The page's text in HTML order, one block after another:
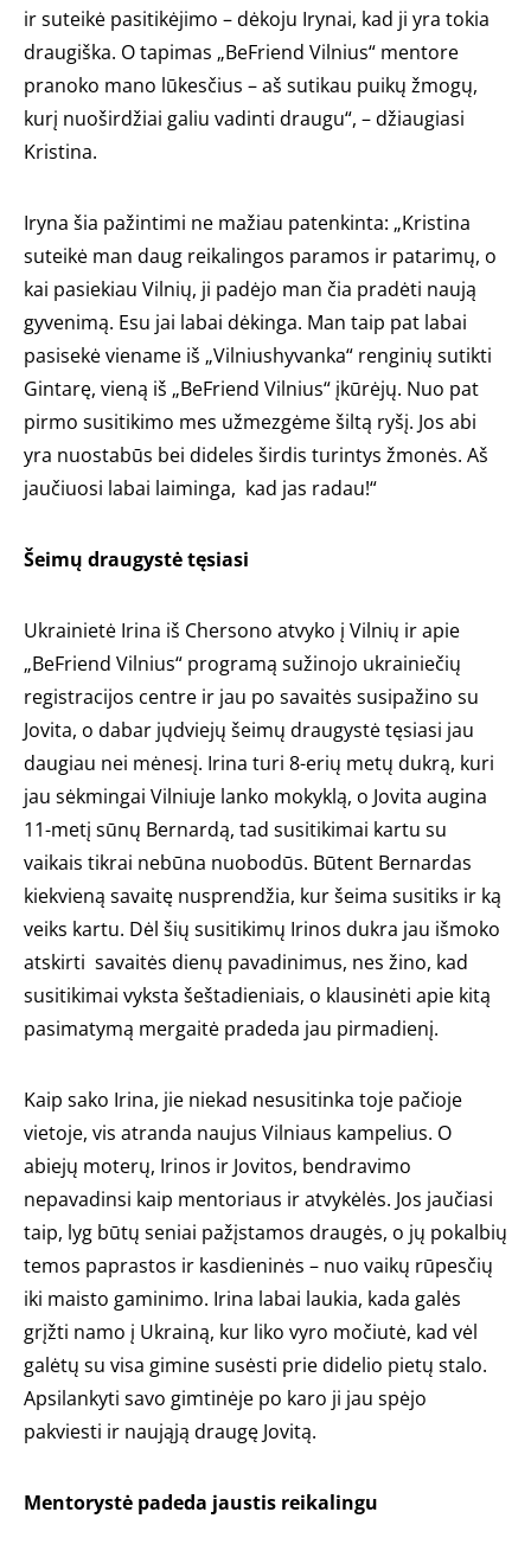
ir suteikė pasitikėjimo – dėkoju Irynai, kad ji yra tokia
draugiška. O tapimas „BeFriend Vilnius“ mentore
pranoko mano lūkesčius – aš sutikau puikų žmogų,
kurį nuoširdžiai galiu vadinti draugu“, – džiaugiasi
Kristina.
Iryna šia pažintimi ne mažiau patenkinta: „Kristina
suteikė man daug reikalingos paramos ir patarimų, o
kai pasiekiau Vilnių, ji padėjo man čia pradėti naują
gyvenimą. Esu jai labai dėkinga. Man taip pat labai
pasisekė viename iš „Vilniushyvanka“ renginių sutikti
Gintarę, vieną iš „BeFriend Vilnius“ įkūrėjų. Nuo pat
pirmo susitikimo mes užmezgėme šiltą ryšį. Jos abi
yra nuostabūs bei dideles širdis turintys žmonės. Aš
jaučiuosi labai laiminga, kad jas radau!“
Šeimų draugystė tęsiasi
Ukrainietė Irina iš Chersono atvyko į Vilnių ir apie
„BeFriend Vilnius“ programą sužinojo ukrainiečių
registracijos centre ir jau po savaitės susipažino su
Jovita, o dabar jųdviejų šeimų draugystė tęsiasi jau
daugiau nei mėnesį. Irina turi 8-erių metų dukrą, kuri
jau sėkmingai Vilniuje lanko mokyklą, o Jovita augina
11-metį sūnų Bernardą, tad susitikimai kartu su
vaikais tikrai nebūna nuobodūs. Būtent Bernardas
kiekvieną savaitę nusprendžia, kur šeima susitiks ir ką
veiks kartu. Dėl šių susitikimų Irinos dukra jau išmoko
atskirti savaitės dienų pavadinimus, nes žino, kad
susitikimai vyksta šeštadieniais, o klausinėti apie kitą
pasimatymą mergaitė pradeda jau pirmadienį.
Kaip sako Irina, jie niekad nesusitinka toje pačioje
vietoje, vis atranda naujus Vilniaus kampelius. O
abiejų moterų, Irinos ir Jovitos, bendravimo
nepavadinsi kaip mentoriaus ir atvykėlės. Jos jaučiasi
taip, lyg būtų seniai pažįstamos draugės, o jų pokalbių
temos paprastos ir kasdieninės – nuo vaikų rūpesčių
iki maisto gaminimo. Irina labai laukia, kada galės
grįžti namo į Ukrainą, kur liko vyro močiutė, kad vėl
galėtų su visa gimine susėsti prie didelio pietų stalo.
Apsilankyti savo gimtinėje po karo ji jau spėjo
pakviesti ir naująją draugę Jovitą.
Mentorystė padeda jaustis reikalingu